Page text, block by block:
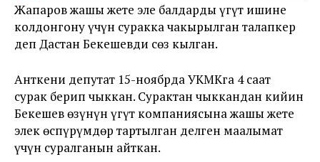
Жапаров жашы жете эле балдарды үгүт ишине
колдонгону үчүн суракка чакырылган талапкер
деп Дастан Бекешевди сөз кылган.
Анткени депутат 15-ноябрда УКМКга 4 саат
сурак берип чыккан. Сурактан чыккандан кийин
Бекешев өзүнүн үгүт компаниясына жашы жете
элек өспүрүмдөр тартылган делген маалымат
үчүн суралганын айткан.